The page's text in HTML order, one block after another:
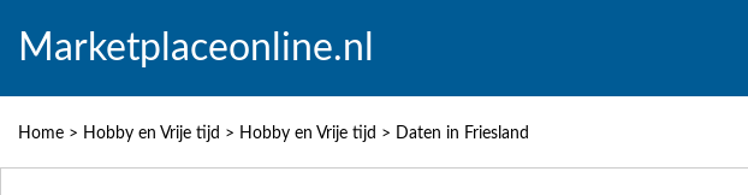
Marketplaceonline.nl
Home > Hobby en Vrije tijd > Hobby en Vrije tijd > Daten in Friesland